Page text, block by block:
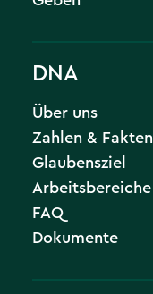
DNA
Über uns
Zahlen & Fakten
Glaubensziel
Arbeitsbereiche
FAQ
Dokumente